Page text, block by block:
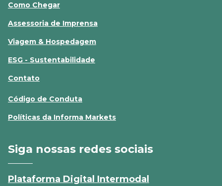
Como Chegar
Assessoria de Imprensa
Viagem & Hospedagem
ESG - Sustentabilidade
Contato
Código de Conduta
Políticas da Informa Markets
Siga nossas redes sociais
Plataforma Digital Intermodal